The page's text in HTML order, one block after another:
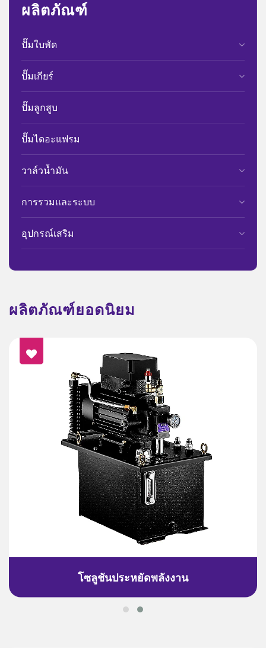
ผลิตภัณฑ์
ปั๊มใบพัด
ปั๊มเกียร์
ปั๊มลูกสูบ
ปั๊มไดอะแฟรม
วาล์วน้ำมัน
การรวมและระบบ
อุปกรณ์เสริม
ผลิตภัณฑ์ยอดนิยม
โซลูชันประหยัดพลังงาน